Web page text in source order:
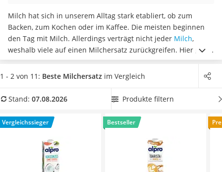
Honig
Gemüsebrühe
Eiskaffee-Pulver
Irischer Whiskey
Grapefruitkernextrakt
Matcha-Set
MCT-Öl
Erythrit
Müsli ohne Zuckerzusatz
Milch hat sich in unserem Alltag stark etabliert, ob zum
Backen, zum Kochen oder im Kaffee. Die meisten beginnen
den Tag mit Milch. Allerdings verträgt nicht jeder Milch,
weshalb viele auf einen Milchersatz zurückgreifen. Hier gibt
esverschiedene Alternativen sowie unterschiedliche
Geschmacksrichtungen, aus denen Sie wählen können.
Produkten der Milchersatz basiert. Wählen Sie jetzt aus
oder aus Nüssen
. Überzeugt hat uns hier im August 2026
besonders das Modell
Alpro Kokosnuss ohne Zucker
seinen Eigenschaften.
1 - 2 von 11: Beste Milchersatz im Vergleich
Stand: 07.08.2026 Produkte filtern
Vergleichssieger Bestseller